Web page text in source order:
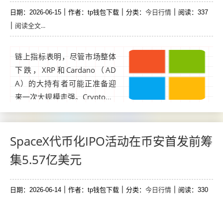
日期：2026-06-15 作者：tp钱包下载 分类： 今日行情 阅读：337
阅读全文...
链上指标表明，尽管市场整体
下跌，XRP和Cardano（AD
A）的大持有者可能正准备迎
来一次大规模走强。CryptoQu
ant数据显示，币安的大量XRP
流入显著下降，尤其是超过10
0万代币的转账。尽管这些鲸
鱼矿藏在2021年至2025年峰
值期间持续保持高位，但随后
的下降表明卖出压力减弱，尽
管资产已从3美元区间回落。...
SpaceX代币化IPO活动在币安首发前筹
集5.57亿美元
日期：2026-06-14 作者：tp钱包下载 分类： 今日行情 阅读：330